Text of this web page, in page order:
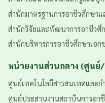
สำนักมาตรฐานการอาชีวศึกษา
สำนักวิจัยและพัฒนาการอาชีวศึ
สำนักบริหารการอาชีวศึกษาเอก
หน่วยงานส่วนกลาง (ศูน
ศูนย์เทคโนโลยีสารสนเทศและ
ศูนย์ประสานงานสถาบันการอา